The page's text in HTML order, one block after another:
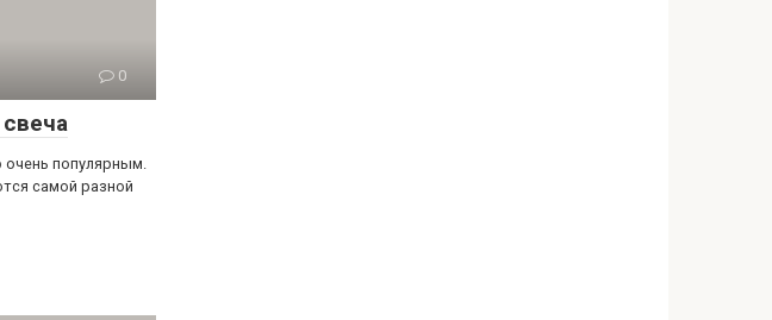
0
популярным.
самой разной